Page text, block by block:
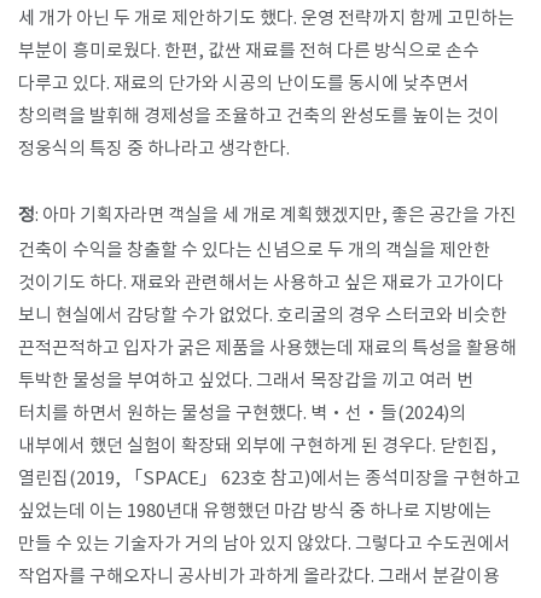
세 개가 아닌 두 개로 제안하기도 했다. 운영 전략까지 함께 고민하는
부분이 흥미로웠다. 한편, 값싼 재료를 전혀 다른 방식으로 손수
다루고 있다. 재료의 단가와 시공의 난이도를 동시에 낮추면서
창의력을 발휘해 경제성을 조율하고 건축의 완성도를 높이는 것이
정웅식의 특징 중 하나라고 생각한다.
정: 아마 기획자라면 객실을 세 개로 계획했겠지만, 좋은 공간을 가진
건축이 수익을 창출할 수 있다는 신념으로 두 개의 객실을 제안한
것이기도 하다. 재료와 관련해서는 사용하고 싶은 재료가 고가이다
보니 현실에서 감당할 수가 없었다. 호리굴의 경우 스터코와 비슷한
끈적끈적하고 입자가 굵은 제품을 사용했는데 재료의 특성을 활용해
투박한 물성을 부여하고 싶었다. 그래서 목장갑을 끼고 여러 번
터치를 하면서 원하는 물성을 구현했다. 벽·선·들(2024)의
내부에서 했던 실험이 확장돼 외부에 구현하게 된 경우다. 닫힌집,
열린집(2019, 「SPACE」 623호 참고)에서는 종석미장을 구현하고
싶었는데 이는 1980년대 유행했던 마감 방식 중 하나로 지방에는
만들 수 있는 기술자가 거의 남아 있지 않았다. 그렇다고 수도권에서
작업자를 구해오자니 공사비가 과하게 올라갔다. 그래서 분갈이용